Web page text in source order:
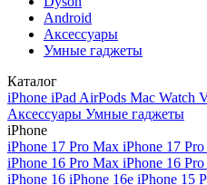
Android
Аксессуары
Умные гаджеты
Каталог
iPhone iPad AirPods Mac Watch
Аксессуары Умные гаджеты
iPhone
iPhone 17 Pro Max iPhone 17 Pro
iPhone 16 Pro Max iPhone 16 Pro
iPhone 16 iPhone 16e iPhone 15